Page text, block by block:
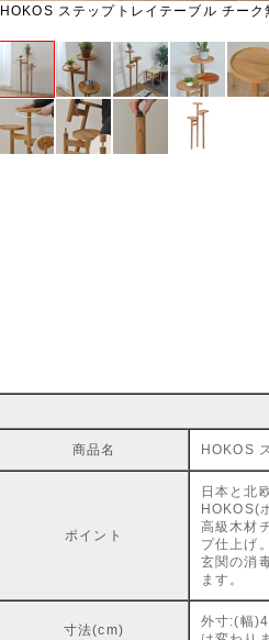
HOKOS ステップトレイテーブル チー
商品名 HOKOS
ポイント
日本と北
HOKOS(
高級木材
プ仕上げ
玄関の消
ます。
寸法(cm)
外寸:(幅